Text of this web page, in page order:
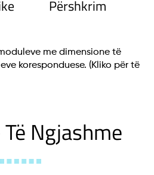
Përshkrim
me dimensione të
koresponduese. (Kliko për të
Ngjashme